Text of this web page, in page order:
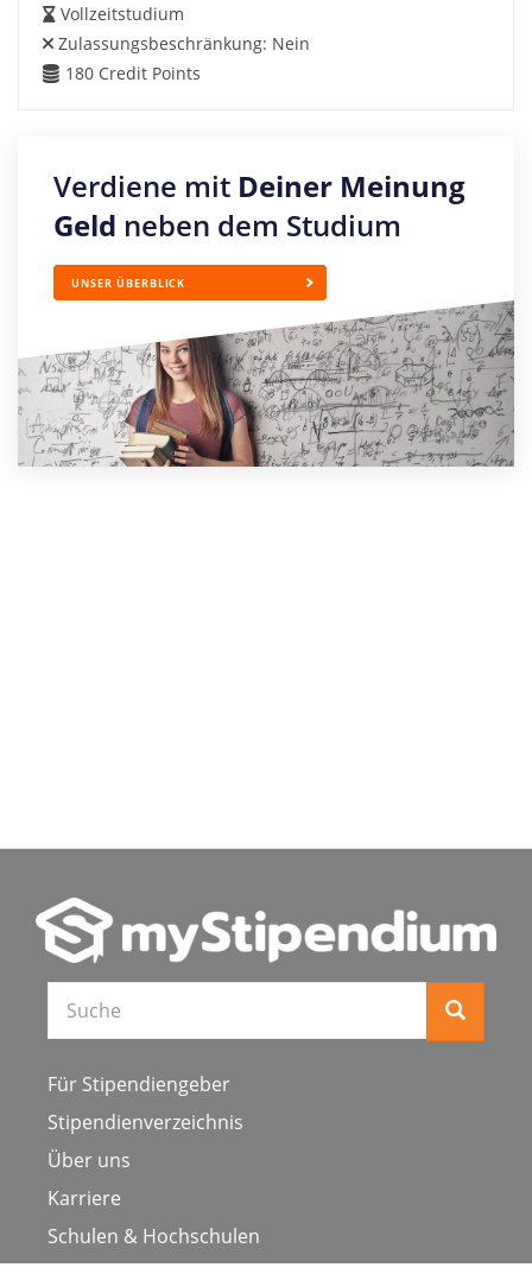
Vollzeitstudium
Zulassungsbeschränkung: Nein
180 Credit Points
Verdiene mit Deiner Meinung
Geld neben dem Studium
UNSER ÜBERBLICK
Für Stipendiengeber
Stipendienverzeichnis
Über uns
Karriere
Schulen & Hochschulen